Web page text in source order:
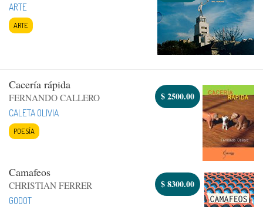
ARTE
ARTE
Cacería rápida
FERNANDO CALLERO
CALETA OLIVIA
POESÍA
$2500.00
Camafeos
CHRISTIAN FERRER
GODOT
$8300.00